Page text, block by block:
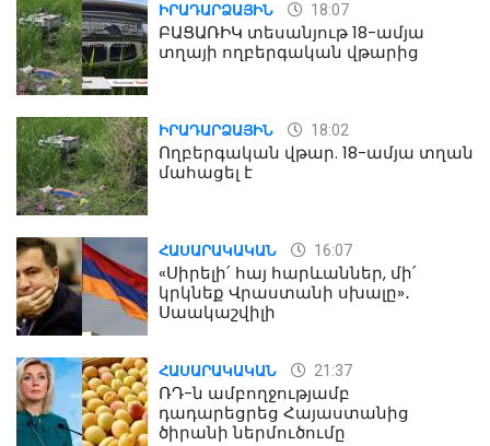
ԻՐԱԴԱՐՁԱՅԻՆ 18:07
ԲԱՑԱՌԻԿ տեսանյութ 18-ամյա
տղայի ողբերգական վթարից
ԻՐԱԴԱՐՁԱՅԻՆ 18:02
Ողբերգական վթար. 18-ամյա տղան
մահացել է
ՀԱՍԱՐԱԿԱԿԱՆ 16:07
«Սիրելի՛ հայ հարևաններ, մի՛
կրկնեք Վրաստանի սխալը»․
Սաակաշվիլի
ՀԱՍԱՐԱԿԱԿԱՆ 21:37
ՌԴ-ն ամբողջությամբ
դադարեցրեց Հայաստանից
ծիրանի ներմուծումը